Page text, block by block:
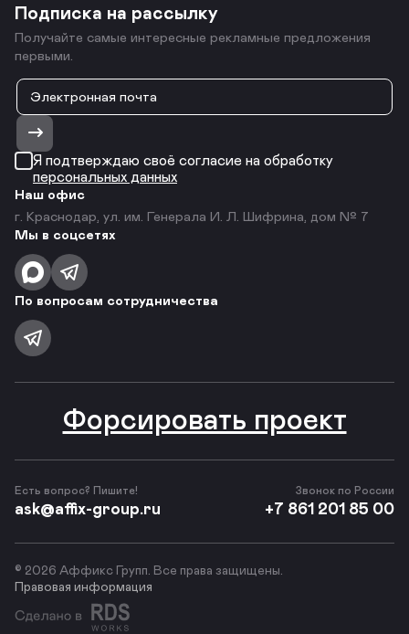
Подписка на рассылку
Получайте самые интересные рекламные предложения
первыми.
Я подтверждаю своё согласие на обработку
персональных данных
Наш офис
г. Краснодар, ул. им. Генерала И. Л. Шифрина, дом № 7
Мы в соцсетях
По вопросам сотрудничества
Есть вопрос? Пишите!
ask@affix-group.ru
Форсировать проект
Звонок по России
+7 861 201 85 00
© 2026 Аффикс Групп. Все права защищены.
Правовая информация